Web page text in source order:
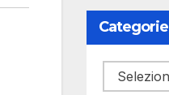
Categorie
Categorie